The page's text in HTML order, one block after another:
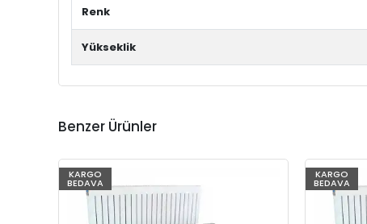
Renk
Yükseklik
Benzer Ürünler
KARGO
BEDAVA
KARGO
BEDAVA